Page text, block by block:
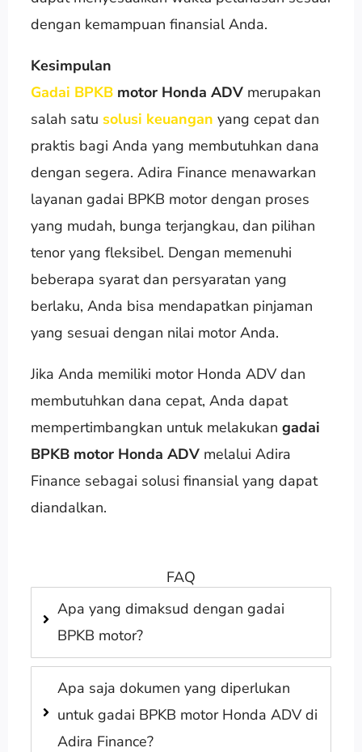
dengan kemampuan finansial Anda.
Kesimpulan
Gadai BPKBmotor Honda ADVmerupakan
salah satu solusi keuangan yang cepat dan
praktis bagi Anda yang membutuhkan dana
dengan segera. Adira Finance menawarkan
layanan gadai BPKB motor dengan proses
yang mudah, bunga terjangkau, dan pilihan
tenor yang fleksibel. Dengan memenuhi
beberapa syarat dan persyaratan yang
berlaku, Anda bisa mendapatkan pinjaman
yang sesuai dengan nilai motor Anda.
Jika Anda memiliki motor Honda ADV dan
membutuhkan dana cepat, Anda dapat
mempertimbangkan untuk melakukan gadai
BPKB motor Honda ADVmelalui Adira
Finance sebagai solusi finansial yang dapat
diandalkan.
FAQ
Apa yang dimaksud dengan gadai
BPKB motor?
Apa saja dokumen yang diperlukan
untuk gadai BPKB motor Honda ADV di
Adira Finance?